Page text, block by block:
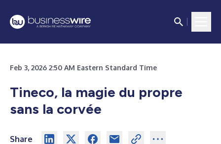
Feb 3, 2026 2:50 AM Eastern Standard Time
Tineco, la magie du propre
sans la corvée
Share